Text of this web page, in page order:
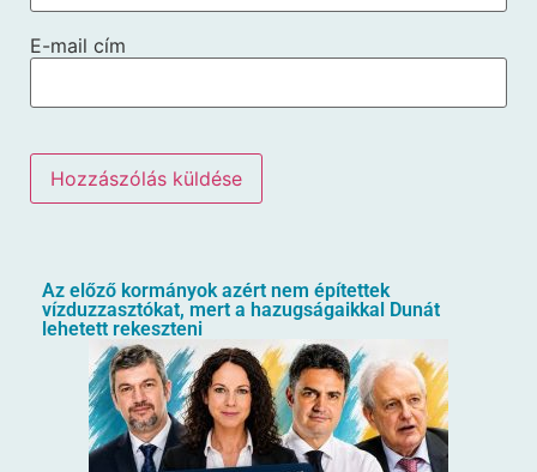
E-mail cím
Az előző kormányok azért nem építettek
vízduzzasztókat, mert a hazugságaikkal Dunát
lehetett rekeszteni